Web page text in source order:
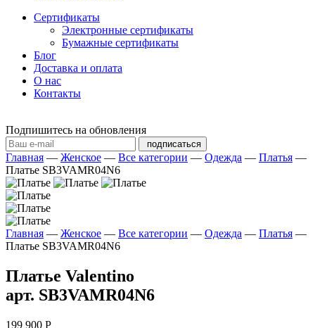
Сертификаты
Электронные сертификаты
Бумажные сертификаты
Блог
Доставка и оплата
О нас
Контакты
Подпишитесь на обновления
подписаться
Главная — Женское — Все категории — Одежда — Платья —
Платье SB3VAMR04N6
Главная — Женское — Все категории — Одежда — Платья —
Платье SB3VAMR04N6
Платье Valentino
арт. SB3VAMR04N6
199 900 Р